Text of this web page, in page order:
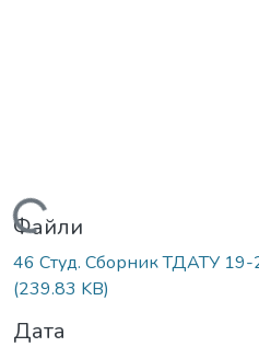
Вантажиться...
Файли
46 Студ. Сборник ТДАТУ
(239.83 KB)
Дата